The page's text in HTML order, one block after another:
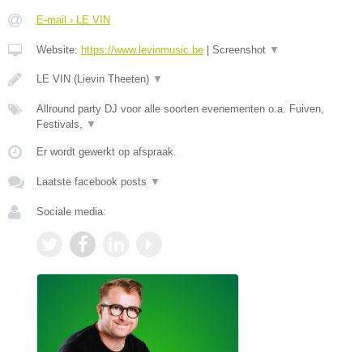
E-mail › LE VIN
Website: https://www.levinmusic.be Screenshot ▼
LE VIN (Lievin Theeten) ▼
Allround party DJ voor alle soorten evenementen o.a. Fuiven,
Festivals, ▼
Er wordt gewerkt op afspraak.
Laatste facebook posts ▼
Sociale media: